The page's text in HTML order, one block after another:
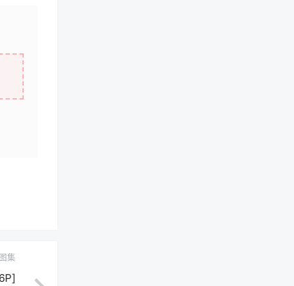
集